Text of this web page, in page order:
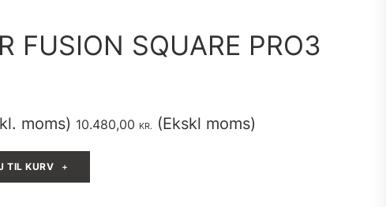
FUSION SQUARE PRO3
moms) 10.480,00 KR. (Ekskl moms)
TIL KURV